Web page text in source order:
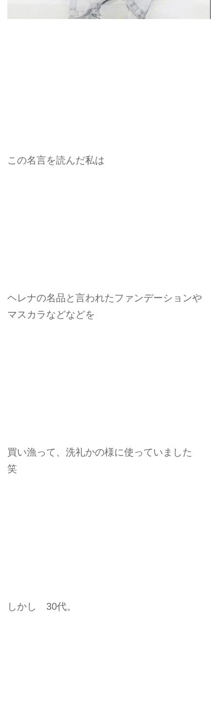
この名言を読んだ私は
ヘレナの名品と言われたファンデーションや
マスカラなどなどを
買い漁って、洗礼かの様に使っていました
笑
しかし 30代。